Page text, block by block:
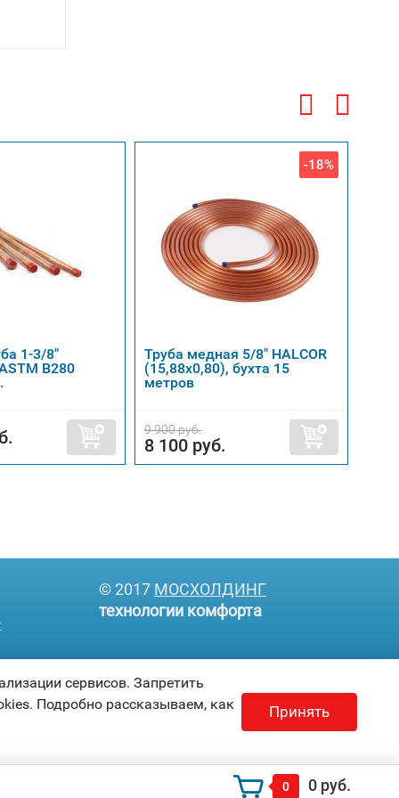
1-3/8"
B280
-18%
Труба медная 5/8" HALCOR
(15,88х0,80), бухта 15
метров
9 900 руб.
8 100 руб.
© 2017 МОСХОЛДИНГ
технологии комфорта
сервисов. Запретить
Подробно рассказываем, как
Принять
0 0 руб.